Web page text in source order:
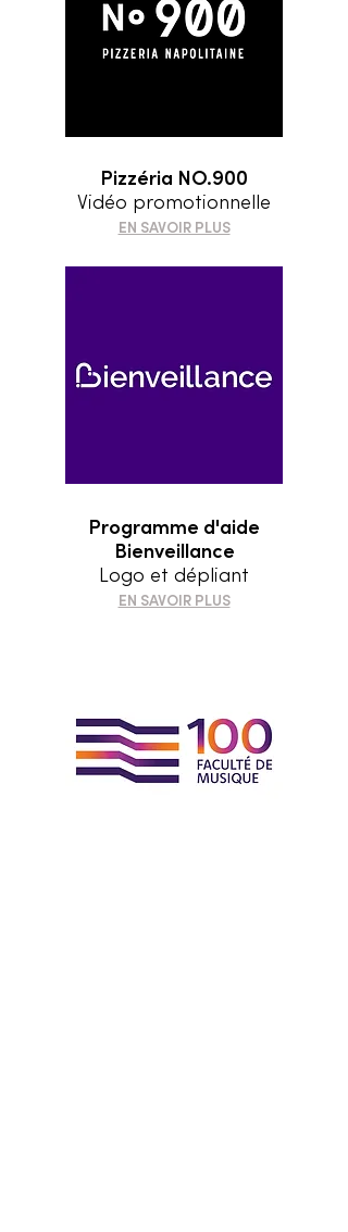
Pizzéria NO.900
Vidéo promotionnelle
EN SAVOIR PLUS
Programme d'aide
Bienveillance
Logo et dépliant
EN SAVOIR PLUS